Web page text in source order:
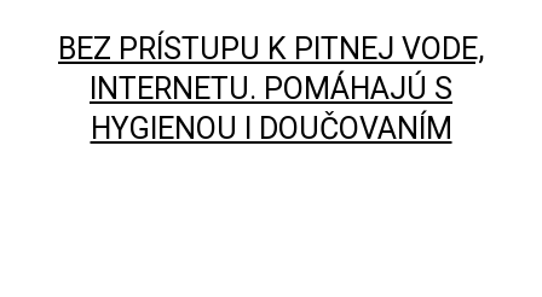
BEZ PRÍSTUPU K PITNEJ VODE,
INTERNETU. POMÁHAJÚ S
HYGIENOU I DOUČOVANÍM